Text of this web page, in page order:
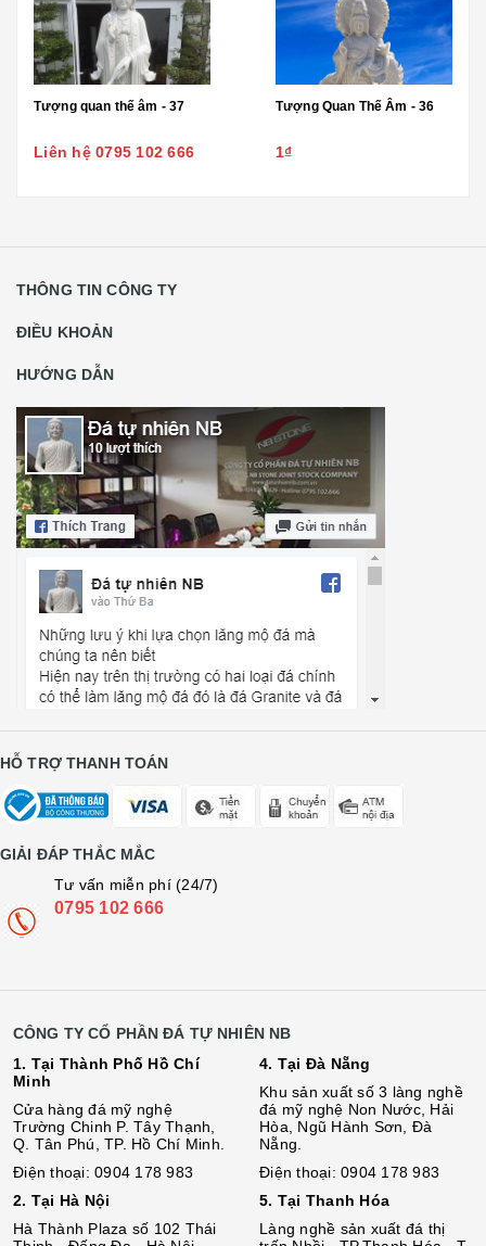
Tượng quan thế âm - 37
Liên hệ 0795 102 666
Tượng Quan Thế Âm - 36
1₫
THÔNG TIN CÔNG TY
ĐIỀU KHOẢN
HƯỚNG DẪN
HỖ TRỢ THANH TOÁN
GIẢI ĐÁP THẮC MẮC
Tư vấn miễn phí (24/7)
0795 102 666
CÔNG TY CỔ PHẦN ĐÁ TỰ NHIÊN NB
1. Tại Thành Phố Hồ Chí
Minh
Cửa hàng đá mỹ nghệ
Trường Chinh P. Tây Thạnh,
Q. Tân Phú, TP. Hồ Chí Minh.
Điện thoại: 0904 178 983
2. Tại Hà Nội
Hà Thành Plaza số 102 Thái
4. Tại Đà Nẵng
Khu sản xuất số 3 làng nghề
đá mỹ nghệ Non Nước, Hải
Hòa, Ngũ Hành Sơn, Đà
Nẵng.
Điện thoại: 0904 178 983
5. Tại Thanh Hóa
Làng nghề sản xuất đá thị